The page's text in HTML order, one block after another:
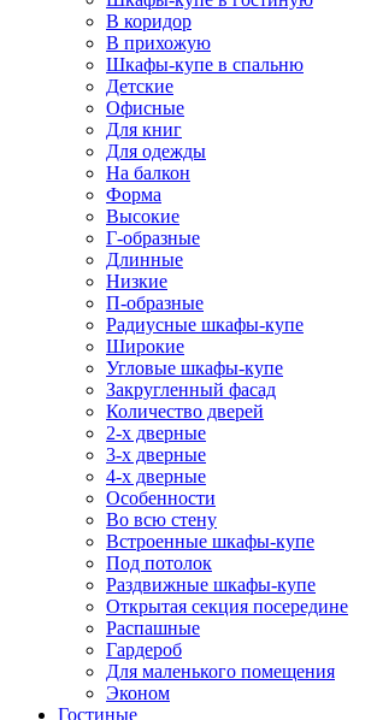
В коридор
В прихожую
Шкафы-купе в спальню
Детские
Офисные
Для книг
Для одежды
На балкон
Форма
Высокие
Г-образные
Длинные
Низкие
П-образные
Радиусные шкафы-купе
Широкие
Угловые шкафы-купе
Закругленный фасад
Количество дверей
2-х дверные
3-х дверные
4-х дверные
Особенности
Во всю стену
Встроенные шкафы-купе
Под потолок
Раздвижные шкафы-купе
Открытая секция посередине
Распашные
Гардероб
Для маленького помещения
Эконом
Гостиные